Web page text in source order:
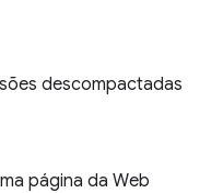
descompactadas
página da Web